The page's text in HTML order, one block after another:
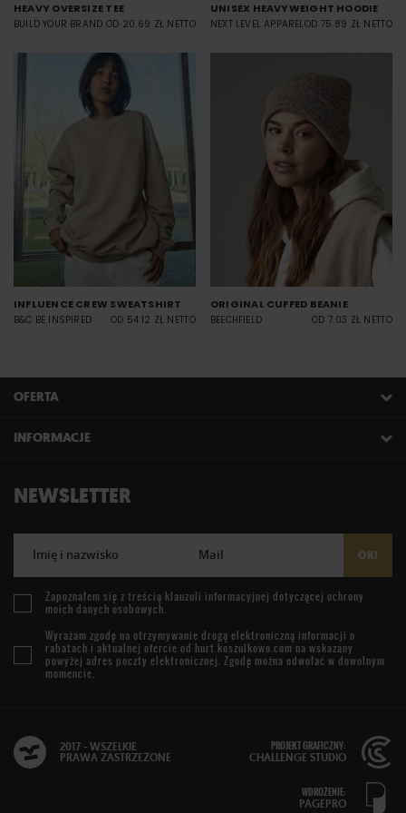
HEAVY OVERSIZE TEE
BUILD YOUR BRAND OD 20.69 ZŁ NETTO
UNISEX HEAVYWEIGHT HOODIE
NEXT LEVEL APPARELOD 75.89 ZŁ NETTO
INFLUENCE CREW SWEATSHIRT
B&C BE INSPIRED OD 54.12 ZŁ NETTO
ORIGINAL CUFFED BEANIE
BEECHFIELD OD 7.03 ZŁ NETTO
OFERTA
INFORMACJE
NEWSLETTER
Imię i nazwisko Mail OK!
Zapoznałem się z treścią klauzuli informacyjnej dotyczącej ochrony
moich danych osobowych.
Wyrażam zgodę na otrzymywanie drogą elektroniczną informacji o
rabatach i aktualnej ofercie od hurt.koszulkowo.com na wskazany
powyżej adres poczty elektronicznej. Zgodę można odwołać w dowolnym
momencie.
2017 - WSZELKIE
PRAWA ZASTRZEŻONE
PROJEKT GRAFICZNY:
CHALLENGE STUDIO
WDROŻENIE:
PAGEPRO